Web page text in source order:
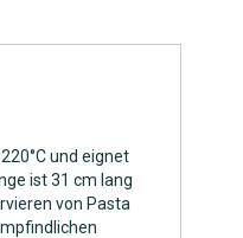
und eignet
ist 31 cm lang
von Pasta